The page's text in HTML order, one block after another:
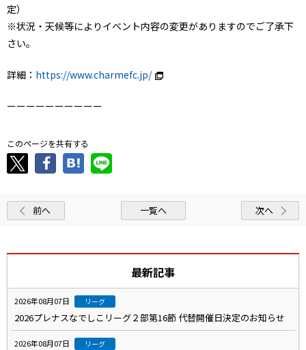
定）
※状況・天候等によりイベント内容の変更がありますのでご了承下
さい。
詳細： https://www.charmefc.jp/
ーーーーーーーーーー
このページを共有する
前へ 一覧へ 次へ
最新記事
2026年08月07日 リーグ
2026プレナスなでしこリーグ２部第16節 代替開催日決定のお知らせ
2026年08月07日 リーグ